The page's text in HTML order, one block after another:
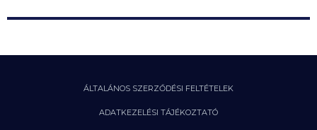
ÁLTALÁNOS SZERZŐDÉSI FELTÉTELEK
ADATKEZELÉSI TÁJÉKOZTATÓ